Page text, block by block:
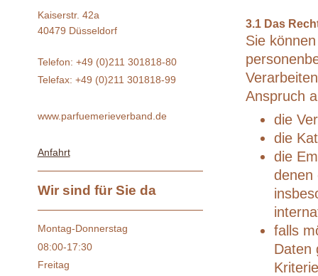
3.1 Das
Sie
Anspruch
die
die
die
denen
falls
Daten
Kaiserstr. 42a
40479 Düsseldorf
Telefon: +49 (0)211 301818-80
Telefax: +49 (0)211 301818-99
www.parfuemerieverband.de
Anfahrt
Wir sind für Sie da
Montag-Donnerstag
08:00-17:30
Freitag